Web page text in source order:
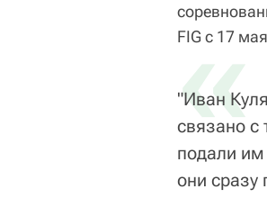
FIG с 17
«
"Иван
связано с
подали им
они сразу